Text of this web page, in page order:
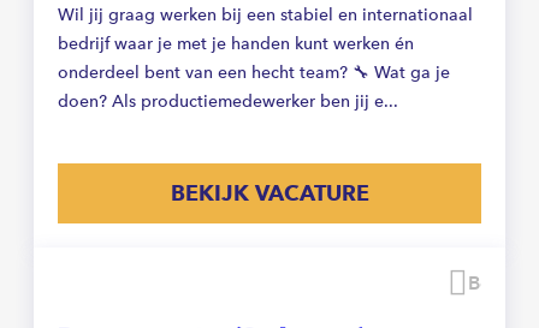
Wil jij graag werken bij een stabiel en internationaal
bedrijf waar je met je handen kunt werken én
onderdeel bent van een hecht team? 🔧 Wat ga je
doen? Als productiemedewerker ben jij e...
BEKIJK VACATURE